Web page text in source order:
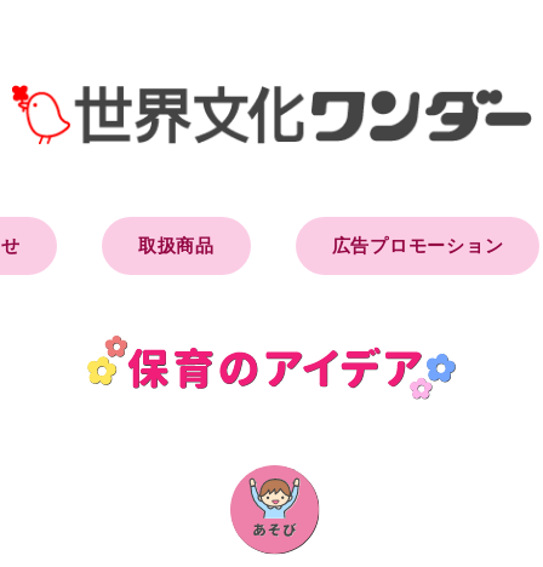
取扱商品 広告プロモーション